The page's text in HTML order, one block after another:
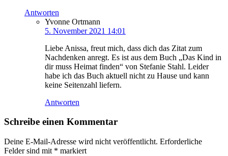
Antworten
Yvonne Ortmann
5. November 2021 14:01
Liebe Anissa, freut mich, dass dich das Zitat zum
Nachdenken anregt. Es ist aus dem Buch „Das Kind in
dir muss Heimat finden“ von Stefanie Stahl. Leider
habe ich das Buch aktuell nicht zu Hause und kann
keine Seitenzahl liefern.
Antworten
Schreibe einen Kommentar
Deine E-Mail-Adresse wird nicht veröffentlicht. Erforderliche
Felder sind mit * markiert